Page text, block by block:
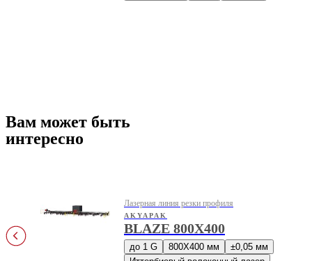
Вам может быть
интересно
Лазерная линия резки профиля
AKYAPAK
BLAZE 800X400
до 1 G 800X400 мм
±0,05 мм